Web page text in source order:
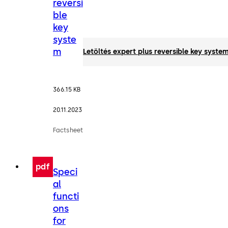
reversi
ble
key
syste
m
366.15 KB
20.11.2023
Factsheet
Letöltés expert plus reversible key
pdf Speci
al
functi
ons
for